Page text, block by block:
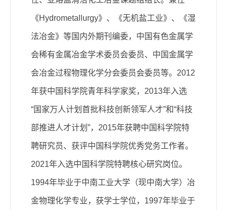
《Hydrometallurgy》、《无机盐工业》、《湿
法冶金》等国内外期刊编委，中国有色金属学
会稀有金属冶金学术委员会委员、中国金属学
会冶金过程物理化学分会委员会委员等。2012
年获中国科学院青年科学家奖，2013年入选
“国家万人计划首批科技创新领军人才”和“科技
部推进人才计划”，2015年获聘中国科学院特
聘研究员、获评中国科学院优秀党务工作者。
2021年入选中国科学院特聘核心研究岗位。
1994年毕业于中南工业大学（现中南大学）冶
金物理化学专业，获学士学位，1997年毕业于